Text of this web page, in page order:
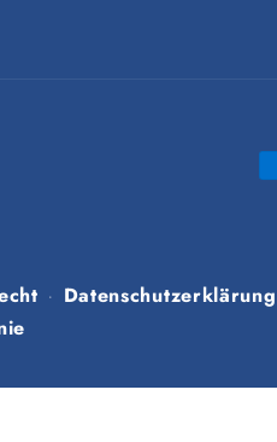
Datenschutzerklärung